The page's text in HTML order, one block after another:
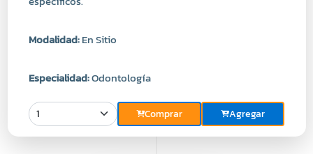
Especialidad:Odontología
Comprar